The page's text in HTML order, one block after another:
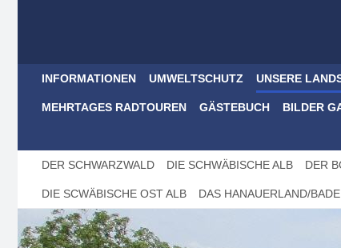
INFORMATIONEN UMWELTSCHUTZ UNSERE
MEHRTAGES RADTOUREN GÄSTEBUCH BILDER
DER SCHWARZWALD DIE SCHWÄBISCHE ALB DER
DIE SCWÄBISCHE OST ALB DAS HANAUERLAND/